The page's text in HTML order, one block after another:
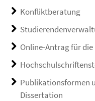
Konfliktberatung
Online-Antrag für
Publikationsformen
Dissertation